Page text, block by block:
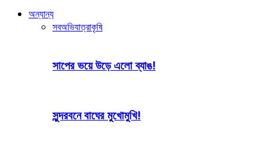
অন্যান্য
সবঅভিযাত্রাকৃষি
সাপের ভয়ে উড়ে এলো ব্যাঙ!
সুন্দরবনে বাঘের মুখোমুখি!